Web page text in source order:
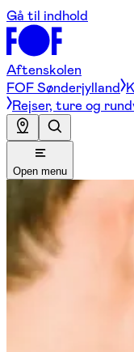
Gå til indhold
Aftenskolen
FOF Sønderjylland
Rejser, ture og
Open menu